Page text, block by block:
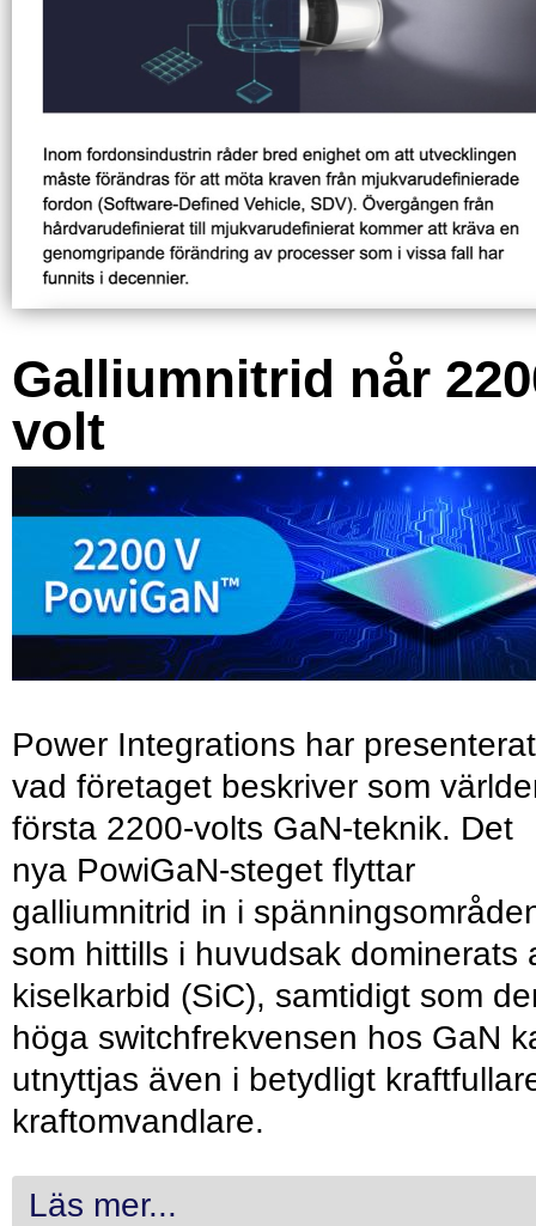
Galliumnitrid når
volt
Power Integrations har presenterat
vad företaget beskriver som
första 2200-volts GaN-teknik. Det
nya PowiGaN-steget flyttar
galliumnitrid in i
som hittills i huvudsak dominerats
kiselkarbid (SiC), samtidigt som
höga switchfrekvensen hos GaN
utnyttjas även i betydligt
kraftomvandlare.
Läs mer...